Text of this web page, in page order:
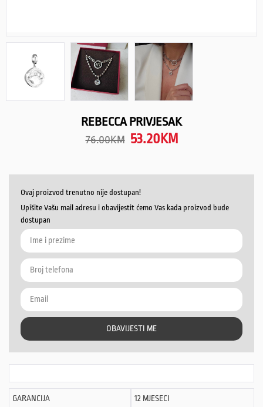
REBECCA PRIVJESAK
76.00KM 53.20 KM
Ovaj proizvod trenutno nije dostupan!
Upišite Vašu mail adresu i obavijestit ćemo Vas kada proizvod bude
dostupan
OBAVIJESTI ME
GARANCIJA 12 MJESECI